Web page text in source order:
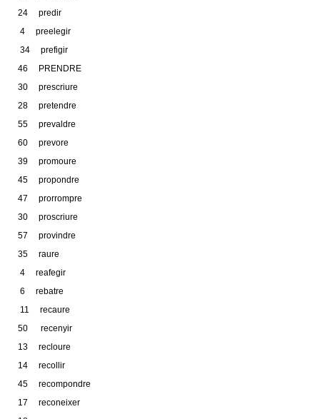
24 predir
4 preelegir
34 prefigir
46 PRENDRE
30 prescriure
28 pretendre
55 prevaldre
60 prevore
39 promoure
45 propondre
47 prorrompre
30 proscriure
57 provindre
35 raure
4 reafegir
6 rebatre
11 recaure
50 recenyir
13 recloure
14 recollir
45 recompondre
17 reconeixer